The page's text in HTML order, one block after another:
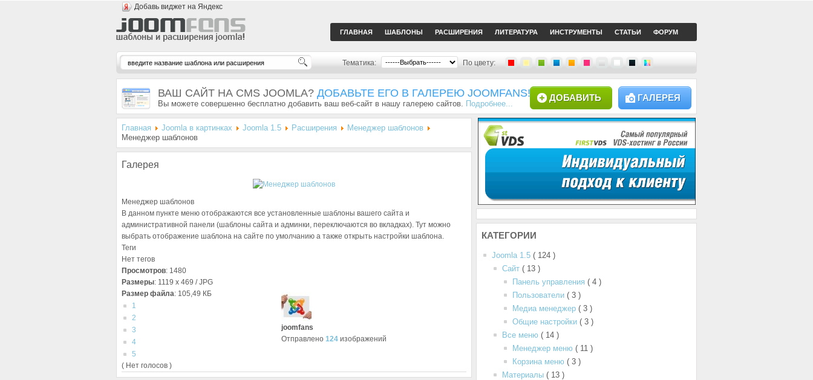
Добавь виджет на Яндекс
ГЛАВНАЯ ШАБЛОНЫ РАСШИРЕНИЯ ЛИТЕРАТУРА ИНСТРУМЕНТЫ СТАТЬИ ФОРУМ
Тематика: По цвету:
ВАШ САЙТ НА CMS JOOMLA? ДОБАВЬТЕ ЕГО В ГАЛЕРЕЮ JOOMFANS!
Вы можете совершенно бесплатно добавить ваш веб-сайт в нашу галерею сайтов. Подробнее...
ГАЛЕРЕЯ
ДОБАВИТЬ
Главная Joomla в картинках Joomla 1.5 Расширения
Менеджер шаблонов
Менеджер шаблонов
Галерея
Менеджер шаблонов
В данном пункте меню отображаются все установленные шаблоны вашего сайта и
административной панели (шаблоны сайта и админки, переключаются во вкладках). Тут можно
выбрать отображение шаблона на сайте по умолчанию а также открыть настройки шаблона.
Теги
Нет тегов
Просмотров: 1480
Размеры: 1119 x 469 / JPG
Размер файла: 105,49 КБ
1
2
3
4
5
( Нет голосов )
joomfans
Отправлено 124 изображений
КАТЕГОРИИ
Joomla 1.5 ( 124 )
Сайт ( 13 )
Панель управления ( 4 )
Пользователи ( 3 )
Медиа менеджер ( 3 )
Общие настройки ( 3 )
Все меню ( 14 )
Менеджер меню ( 11 )
Корзина меню ( 3 )
Материалы ( 13 )